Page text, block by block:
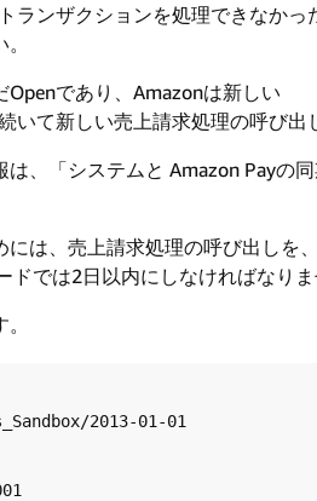
ランザクションを処理できなかっ
であり、Amazonは新しい
いて新しい売上請求処理の呼び出
、「システムと Amazon Payの同
は、売上請求処理の呼び出しを
では2日以内にしなければなりま
2013-01-01